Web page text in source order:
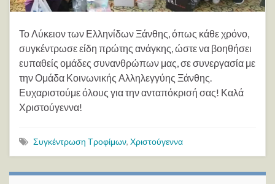
Το Λύκειον των Ελληνίδων Ξάνθης, όπως κάθε χρόνο,
συγκέντρωσε είδη πρώτης ανάγκης, ώστε να βοηθήσει
ευπαθείς ομάδες συνανθρώπων μας, σε συνεργασία με
την Ομάδα Κοινωνικής Αλληλεγγύης Ξάνθης.
Ευχαριστούμε όλους για την ανταπόκρισή σας! Καλά
Χριστούγεννα!
Συγκέντρωση Τροφίμων, Χριστούγεννα